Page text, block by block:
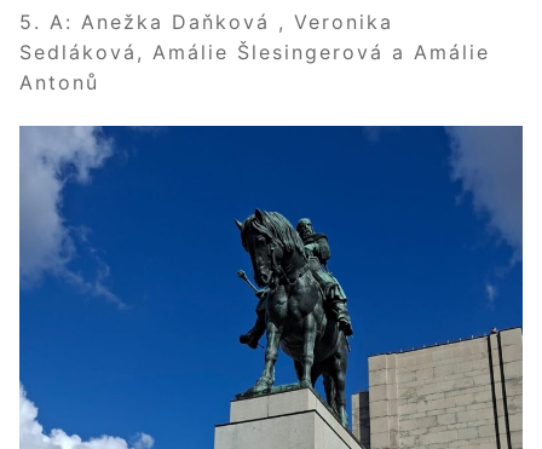
5. A: Anežka Daňková , Veronika
Sedláková, Amálie Šlesingerová a Amálie
Antonů